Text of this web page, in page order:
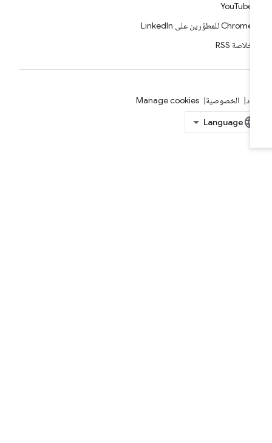
YouTube
Chrome للمطوّرين على LinkedIn
خلاصة RSS
الخصوصية Manage cookies